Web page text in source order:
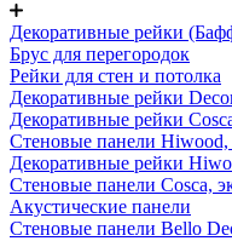
Декоративные рейки
Брус для перегородок
Рейки для стен и потолка
Декоративные рейки
Декоративные рейки
Стеновые панели
Декоративные рейки
Стеновые панели Cosca,
Акустические панели
Стеновые панели Bello